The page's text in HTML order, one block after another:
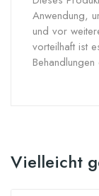
Anwendung,
und vor
vorteilhaft ist
Vielleicht